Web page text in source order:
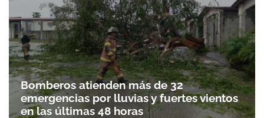
Bomberos atienden más de 32
emergencias por lluvias y fuertes vientos
en las últimas 48 horas